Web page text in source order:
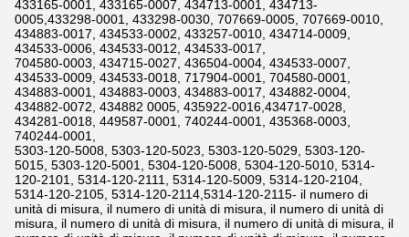
433165-0001, 433165-0007, 434713-0001, 434713-
0005,433298-0001, 433298-0030, 707669-0005, 707669-0010,
434883-0017, 434533-0002, 433257-0010, 434714-0009,
434533-0006, 434533-0012, 434533-0017,
704580-0003, 434715-0027, 436504-0004, 434533-0007,
434533-0009, 434533-0018, 717904-0001, 704580-0001,
434883-0001, 434883-0003, 434883-0017, 434882-0004,
434882-0072, 434882 0005, 435922-0016,434717-0028,
434281-0018, 449587-0001, 740244-0001, 435368-0003,
740244-0001,
5303-120-5008, 5303-120-5023, 5303-120-5029, 5303-120-
5015, 5303-120-5001, 5304-120-5008, 5304-120-5010, 5314-
120-2101, 5314-120-2111, 5314-120-5009, 5314-120-2104,
5314-120-2105, 5314-120-2114,5314-120-2115- il numero di
unità di misura, il numero di unità di misura, il numero di unità di
misura, il numero di unità di misura, il numero di unità di misura, il